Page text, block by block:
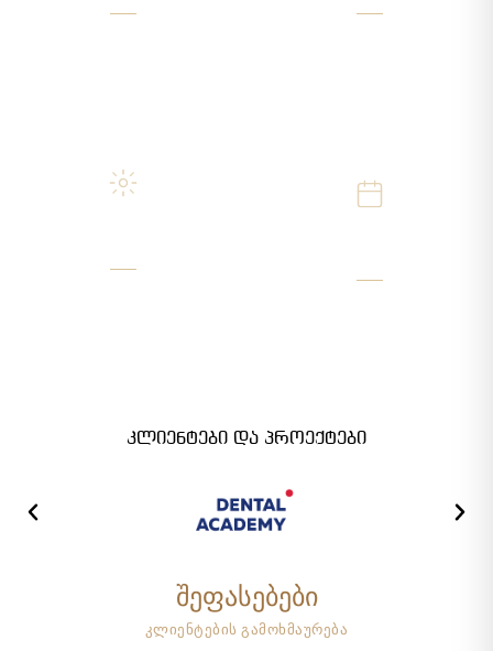
კლიენტები და პროექტები
შეფასებები
კლიენტების გამოხმაურება